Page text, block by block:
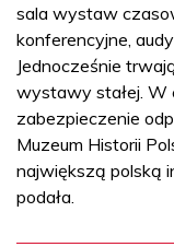
sala wystaw
konferencyjne,
Jednocześnie
wystawy stałej. W
zabezpieczenie
Muzeum Historii
największą polską
podała.